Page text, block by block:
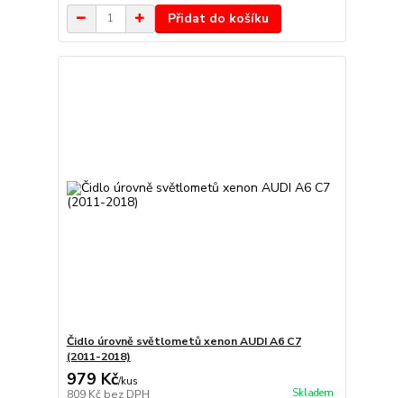
Přidat do košíku
Čidlo úrovně světlometů xenon AUDI A6 C7
(2011-2018)
979 Kč/kus
809 Kč bez DPH Skladem